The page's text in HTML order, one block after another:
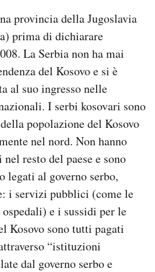
provincia della Jugoslavia
prima di dichiarare
La Serbia non ha mai
del Kosovo e si è
al suo ingresso nelle
I serbi kosovari sono
popolazione del Kosovo
nel nord. Non hanno
resto del paese e sono
legati al governo serbo,
i servizi pubblici (come le
e i sussidi per le
Kosovo sono tutti pagati
“istituzioni
dal governo serbo e